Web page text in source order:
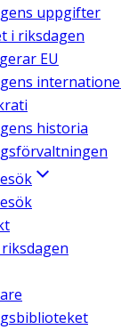
uppgifter
i riksdagen
EU
historia